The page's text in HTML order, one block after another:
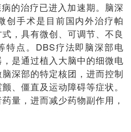
的治疗已进入加速期。脑深
创手术是目前国内外治疗帕
，具有微创、可调节、不良
特点。DBS疗法即脑深部电
是通过植入大脑中的细微电
深部的特定核团，进而控制
、僵直及运动障碍等症状。
量，进而减少药物副作用，